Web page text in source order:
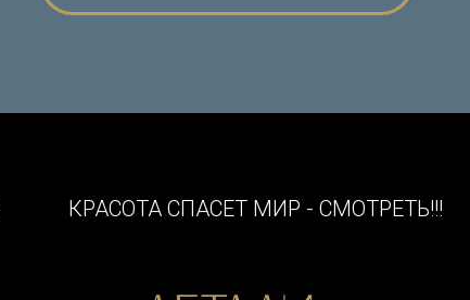
КРАСОТА СПАСЕТ МИР - СМОТРЕТЬ!!!